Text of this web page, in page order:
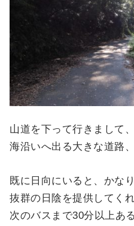
山道を下って行きまして、
海沿いへ出る大きな道路
既に日向にいると、かなり
抜群の日陰を提供してく
次のバスまで30分以上あ